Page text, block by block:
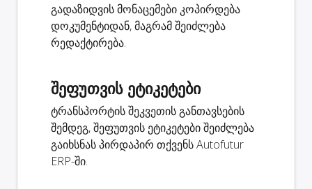
გადაზიდვის მონაცემები კოპირდება
დოკუმენტიდან, მაგრამ შეიძლება
რედაქტირება.
შეფუთვის ეტიკეტები
ტრანსპორტის შეკვეთის განთავსების
შემდეგ, შეფუთვის ეტიკეტები შეიძლება
გაიხსნას პირდაპირ თქვენს Autofutur
ERP-ში.